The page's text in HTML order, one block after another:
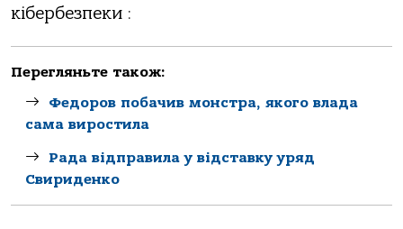
кібербезпеки :
Перегляньте також:
Федоров побачив монстра, якого влада
сама виростила
Рада відправила у відставку уряд
Свириденко